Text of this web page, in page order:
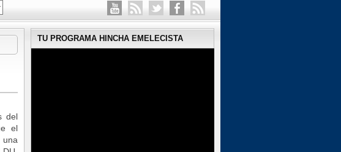
del
el
TU PROGRAMA HINCHA EMELECISTA